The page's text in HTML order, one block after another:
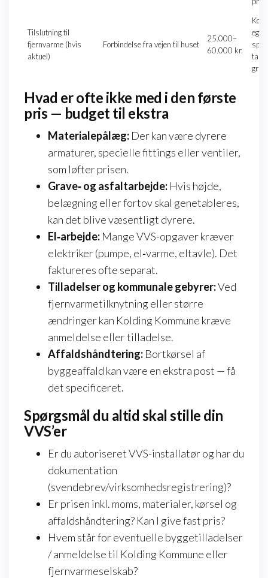
Tilslutning til
fjernvarme (hvis
aktuel)
Forbindelse fra vejen til huset
25.000–
60.000 kr.
Hvad er ofte ikke med i den første
pris — budget til ekstra
Materialepålæg: Der kan være dyrere
armaturer, specielle fittings eller ventiler,
som løfter prisen.
Grave‑ og asfaltarbejde: Hvis højde,
belægning eller fortov skal genetableres,
kan det blive væsentligt dyrere.
El‑arbejde: Mange VVS-opgaver kræver
elektriker (pumpe, el‑varme, eltavle). Det
faktureres ofte separat.
Tilladelser og kommunale gebyrer:Ved
fjernvarmetilknytning eller større
ændringer kan Kolding Kommune kræve
anmeldelse eller tilladelse.
Affaldshåndtering: Bortkørsel af
byggeaffald kan være en ekstra post — få
det specificeret.
Spørgsmål du altid skal stille din
VVS’er
Er du autoriseret VVS-installatør og har du
dokumentation
(svendebrev/virksomhedsregistrering)?
Er prisen inkl. moms, materialer, kørsel og
affaldshåndtering? Kan I give fast pris?
Hvem står for eventuelle byggetilladelser
/ anmeldelse til Kolding Kommune eller
fjernvarmeselskab?